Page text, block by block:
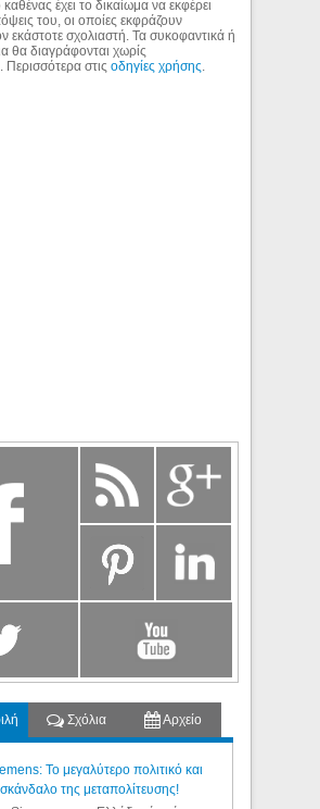
έχει το δικαίωμα να εκφέρει
του, οι οποίες εκφράζουν
εκάστοτε σχολιαστή. Τα συκοφαντικά ή
θα διαγράφονται χωρίς
Περισσότερα στιςοδηγίες χρήσης
Σχόλια Αρχείο
Το μεγαλύτερο πολιτικό και
της μεταπολίτευσης!